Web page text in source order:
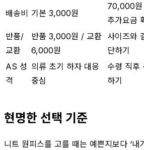
배송비 기본 3,000원
70,000원
추가요금
반품/
교환
반품 3,000원 / 교환
6,000원
사이즈와
단하기
AS 성
격
의류 초기 하자 대응
중심
수령 직후
하기
현명한 선택 기준
니트 원피스를 고를 때는 예쁜지보다 ‘내